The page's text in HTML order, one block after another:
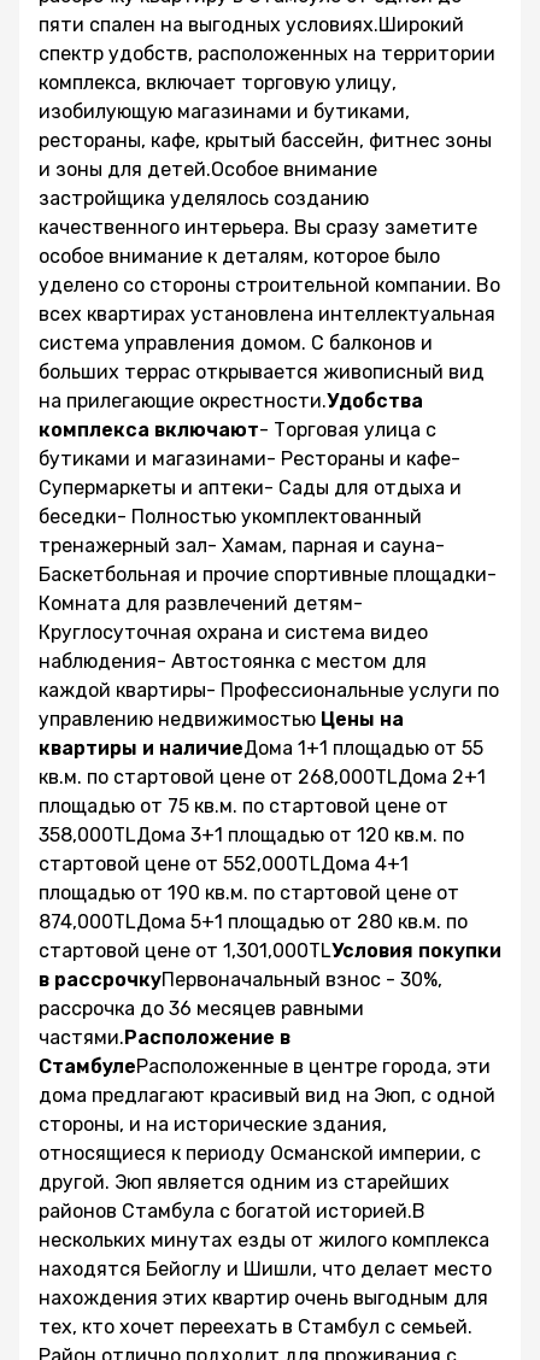
пяти спален на выгодных условиях.Широкий
спектр удобств, расположенных на территории
комплекса, включает торговую улицу,
изобилующую магазинами и бутиками,
рестораны, кафе, крытый бассейн, фитнес зоны
и зоны для детей.Особое внимание
застройщика уделялось созданию
качественного интерьера. Вы сразу заметите
особое внимание к деталям, которое было
уделено со стороны строительной компании. Во
всех квартирах установлена интеллектуальная
система управления домом. С балконов и
больших террас открывается живописный вид
на прилегающие окрестности.Удобства
комплекса включают- Торговая улица с
бутиками и магазинами- Рестораны и кафе-
Супермаркеты и аптеки- Сады для отдыха и
беседки- Полностью укомплектованный
тренажерный зал- Хамам, парная и сауна-
Баскетбольная и прочие спортивные площадки-
Комната для развлечений детям-
Круглосуточная охрана и система видео
наблюдения- Автостоянка с местом для
каждой квартиры- Профессиональные услуги по
управлению недвижимостью Цены на
квартиры и наличиеДома 1+1 площадью от 55
кв.м. по стартовой цене от 268,000TLДома 2+1
площадью от 75 кв.м. по стартовой цене от
358,000TLДома 3+1 площадью от 120 кв.м. по
стартовой цене от 552,000TLДома 4+1
площадью от 190 кв.м. по стартовой цене от
874,000TLДома 5+1 площадью от 280 кв.м. по
стартовой цене от 1,301,000TLУсловия покупки
в рассрочкуПервоначальный взнос - 30%,
рассрочка до 36 месяцев равными
частями.Расположение в
СтамбулеРасположенные в центре города, эти
дома предлагают красивый вид на Эюп, с одной
стороны, и на исторические здания,
относящиеся к периоду Османской империи, с
другой. Эюп является одним из старейших
районов Стамбула с богатой историей.В
нескольких минутах езды от жилого комплекса
находятся Бейоглу и Шишли, что делает место
нахождения этих квартир очень выгодным для
тех, кто хочет переехать в Стамбул с семьей.